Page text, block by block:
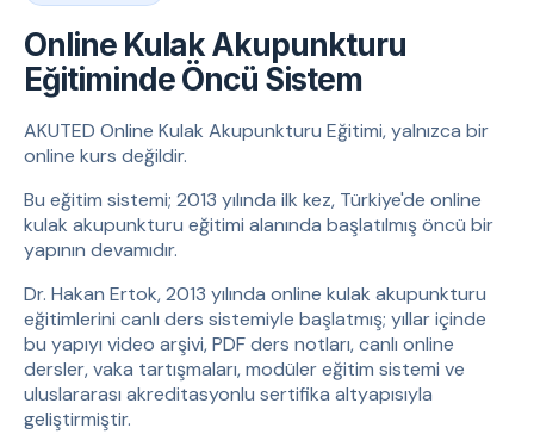
Online Kulak Akupunkturu
Eğitiminde Öncü Sistem
AKUTED Online Kulak Akupunkturu Eğitimi, yalnızca bir
online kurs değildir.
Bu eğitim sistemi; 2013 yılında ilk kez, Türkiye'de online
kulak akupunkturu eğitimi alanında başlatılmış öncü bir
yapının devamıdır.
Dr. Hakan Ertok, 2013 yılında online kulak akupunkturu
eğitimlerini canlı ders sistemiyle başlatmış; yıllar içinde
bu yapıyı video arşivi, PDF ders notları, canlı online
dersler, vaka tartışmaları, modüler eğitim sistemi ve
uluslararası akreditasyonlu sertifika altyapısıyla
geliştirmiştir.